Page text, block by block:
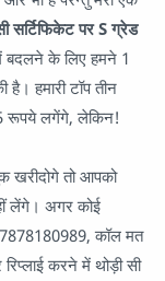
सर्टिफिकेट पर S ग्रेड
के लिए हमने 1
हमारी टॉप तीन
लगेंगे, लेकिन!
खरीदोगे तो आपको
लेंगे। अगर कोई
7878180989, कॉल मत
करने में थोड़ी सी